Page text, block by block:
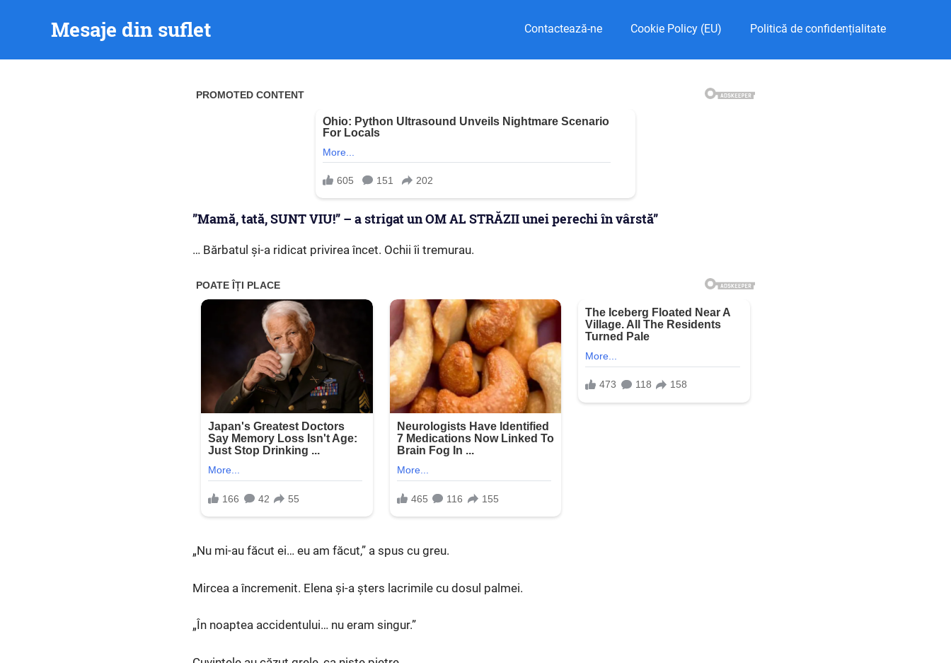
Mesaje din suflet Contactează-ne Cookie Policy (EU) Politică de confidențialitate
”Mamă, tată, SUNT VIU!” – a strigat un OM AL STRĂZII unei perechi în vârstă”
… Bărbatul și-a ridicat privirea încet. Ochii îi tremurau.
„Nu mi-au făcut ei… eu am făcut,” a spus cu greu.
Mircea a încremenit. Elena și-a șters lacrimile cu dosul palmei.
„În noaptea accidentului… nu eram singur.”